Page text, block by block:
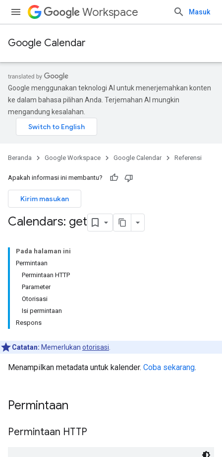
Workspace Masuk
Google Calendar
Google menggunakan teknologi AI untuk menerjemahkan konten
ke dalam bahasa pilihan Anda. Terjemahan AI mungkin
mengandung kesalahan.
Beranda Google Workspace Google Calendar Referensi
Apakah informasi ini membantu?
Kirim masukan
Calendars: get
Pada halaman ini
Permintaan
Permintaan HTTP
Parameter
Otorisasi
Isi permintaan
Respons
Catatan: Memerlukan otorisasi
Menampilkan metadata untuk kalender. Coba sekarang.
Permintaan
Permintaan HTTP